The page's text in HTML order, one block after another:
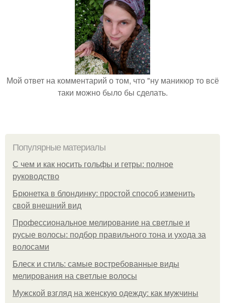
Мой ответ на комментарий о том, что "ну маникюр то всё
таки можно было бы сделать.
Популярные материалы
С чем и как носить гольфы и гетры: полное
руководство
Брюнетка в блондинку: простой способ изменить
свой внешний вид
Профессиональное мелирование на светлые и
русые волосы: подбор правильного тона и ухода за
волосами
Блеск и стиль: самые востребованные виды
мелирования на светлые волосы
Мужской взгляд на женскую одежду: как мужчины